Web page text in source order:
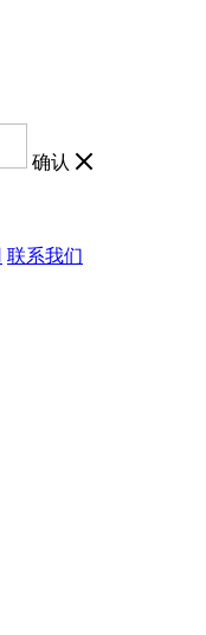
确认
联系我们